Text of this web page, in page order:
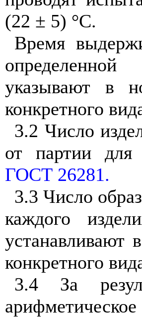
(22 ± 5) °С.
Время
указывают в
конкретного
3.2 Число
от партии для
ГОСТ 26281.
3.3 Число
каждого
устанавливают
конкретного
3.4 За